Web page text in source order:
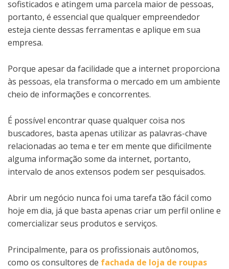
sofisticados e atingem uma parcela maior de pessoas,
portanto, é essencial que qualquer empreendedor
esteja ciente dessas ferramentas e aplique em sua
empresa.
Porque apesar da facilidade que a internet proporciona
às pessoas, ela transforma o mercado em um ambiente
cheio de informações e concorrentes.
É possível encontrar quase qualquer coisa nos
buscadores, basta apenas utilizar as palavras-chave
relacionadas ao tema e ter em mente que dificilmente
alguma informação some da internet, portanto,
intervalo de anos extensos podem ser pesquisados.
Abrir um negócio nunca foi uma tarefa tão fácil como
hoje em dia, já que basta apenas criar um perfil online e
comercializar seus produtos e serviços.
Principalmente, para os profissionais autônomos,
como os consultores de fachada de loja de roupas